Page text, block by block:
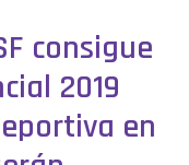
consigue
2019
en